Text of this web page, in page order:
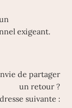
exigeant.
de partager
un retour ?
suivante :